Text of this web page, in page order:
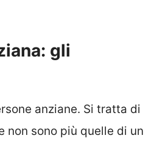
gli
anziane. Si tratta di
non sono più quelle di un